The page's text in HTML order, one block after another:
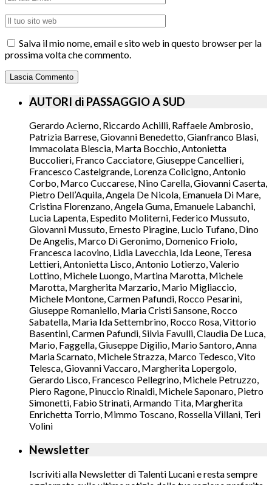
Salva il mio nome, email e sito web in questo browser per la
prossima volta che commento.
AUTORI di PASSAGGIO A SUD
Gerardo Acierno, Riccardo Achilli, Raffaele Ambrosio,
Patrizia Barrese, Giovanni Benedetto, Gianfranco Blasi,
Immacolata Blescia, Marta Bocchio, Antonietta
Buccolieri, Franco Cacciatore, Giuseppe Cancellieri,
Francesco Castelgrande, Lorenza Colicigno, Antonio
Corbo, Marco Cuccarese, Nino Carella, Giovanni Caserta,
Pietro Dell’Aquila, Angela De Nicola, Emanuela Di Mare,
Cristina Florenzano, Angela Guma, Emanuele Labanchi,
Lucia Lapenta, Espedito Moliterni, Federico Mussuto,
Giovanni Mussuto, Ernesto Piragine, Lucio Tufano, Dino
De Angelis, Marco Di Geronimo, Domenico Friolo,
Francesca Iacovino, Lidia Lavecchia, Ida Leone, Teresa
Lettieri, Antonietta Lisco, Antonio Lotierzo, Valerio
Lottino, Michele Luongo, Martina Marotta, Michele
Marotta, Margherita Marzario, Mario Migliaccio,
Michele Montone, Carmen Pafundi, Rocco Pesarini,
Giuseppe Romaniello, Maria Cristi Sansone, Rocco
Sabatella, Maria Ida Settembrino, Rocco Rosa, Vittorio
Basentini, Carmen Pafundi, Silvia Favulli, Claudia De Luca,
Mario, Faggella, Giuseppe Digilio, Mario Santoro, Anna
Maria Scarnato, Michele Strazza, Marco Tedesco, Vito
Telesca, Giovanni Vaccaro, Margherita Lopergolo,
Gerardo Lisco, Francesco Pellegrino, Michele Petruzzo,
Piero Ragone, Pinuccio Rinaldi, Michele Saponaro, Pietro
Simonetti, Fabio Strinati, Armando Tita, Margherita
Enrichetta Torrio, Mimmo Toscano, Rossella Villani, Teri
Volini
Newsletter
Iscriviti alla Newsletter di Talenti Lucani e resta sempre